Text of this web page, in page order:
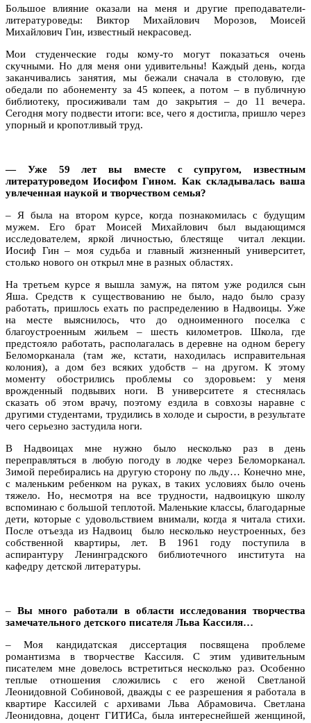
Большое влияние оказали на меня и другие преподаватели-
литературоведы: Виктор Михайлович Морозов, Моисей
Михайлович Гин, известный некрасовед.
Мои студенческие годы кому-то могут показаться очень
скучными. Но для меня они удивительны! Каждый день, когда
заканчивались занятия, мы бежали сначала в столовую, где
обедали по абонементу за 45 копеек, а потом – в публичную
библиотеку, просиживали там до закрытия – до 11 вечера.
Сегодня могу подвести итоги: все, чего я достигла, пришло через
упорный и кропотливый труд.
— Уже 59 лет вы вместе с супругом, известным
литературоведом Иосифом Гином. Как складывалась ваша
увлеченная наукой и творчеством семья?
– Я была на втором курсе, когда познакомилась с будущим
мужем. Его брат Моисей Михайлович был выдающимся
исследователем, яркой личностью, блестяще читал лекции.
Иосиф Гин – моя судьба и главный жизненный университет,
столько нового он открыл мне в разных областях.
На третьем курсе я вышла замуж, на пятом уже родился сын
Яша. Средств к существованию не было, надо было сразу
работать, пришлось ехать по распределению в Надвоицы. Уже
на месте выяснилось, что до одноименного поселка с
благоустроенным жильем – шесть километров. Школа, где
предстояло работать, располагалась в деревне на одном берегу
Беломорканала (там же, кстати, находилась исправительная
колония), а дом без всяких удобств – на другом. К этому
моменту обострились проблемы со здоровьем: у меня
врожденный подвывих ноги. В университете я стеснялась
сказать об этом врачу, поэтому ездила в совхозы наравне с
другими студентами, трудились в холоде и сырости, в результате
чего серьезно застудила ноги.
В Надвоицах мне нужно было несколько раз в день
переправляться в любую погоду в лодке через Беломорканал.
Зимой перебирались на другую сторону по льду… Конечно мне,
с маленьким ребенком на руках, в таких условиях было очень
тяжело. Но, несмотря на все трудности, надвоицкую школу
вспоминаю с большой теплотой. Маленькие классы, благодарные
дети, которые с удовольствием внимали, когда я читала стихи.
После отъезда из Надвоиц было несколько неустроенных, без
собственной квартиры, лет. В 1961 году поступила в
аспирантуру Ленинградского библиотечного института на
кафедру детской литературы.
– Вы много работали в области исследования творчества
замечательного детского писателя Льва Кассиля…
– Моя кандидатская диссертация посвящена проблеме
романтизма в творчестве Кассиля. С этим удивительным
писателем мне довелось встретиться несколько раз. Особенно
теплые отношения сложились с его женой Светланой
Леонидовной Собиновой, дважды с ее разрешения я работала в
квартире Кассилей с архивами Льва Абрамовича. Светлана
Леонидовна, доцент ГИТИСа, была интереснейшей женщиной,